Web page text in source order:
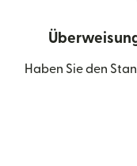
Haben Sie den